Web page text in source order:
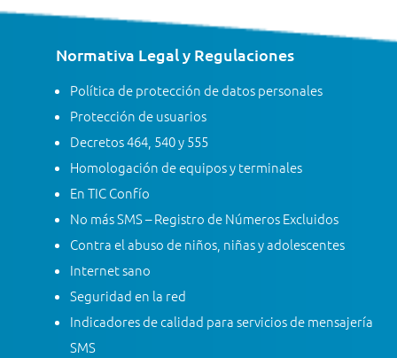
Normativa Legal y Regulaciones
Política de protección de datos personales
Protección de usuarios
Decretos 464, 540 y 555
Homologación de equipos y terminales
En TIC Confío
No más SMS – Registro de Números Excluidos
Contra el abuso de niños, niñas y adolescentes
Internet sano
Seguridad en la red
Indicadores de calidad para servicios de mensajería
SMS